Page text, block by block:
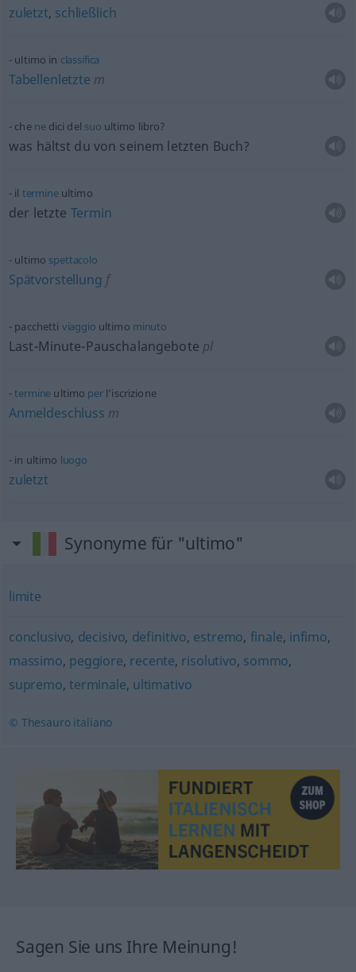
zuletzt, schließlich
ultimo in classifica
Tabellenletzte m
che nedici del suo ultimo libro?
was hältst du von seinem letzten Buch?
il termineultimo
der letzte Termin
ultimo spettacolo
Spätvorstellung f
pacchetti viaggio ultimo minuto
Last-Minute-Pauschalangebote pl
termine ultimo per l’iscrizione
Anmeldeschluss m
in ultimo luogo
zuletzt
Synonyme für "ultimo"
limite
conclusivo, decisivo, definitivo, estremo, finale, infimo,
massimo, peggiore, recente, risolutivo, sommo,
supremo,terminale, ultimativo
© Thesauro italiano
Sagen Sie uns Ihre Meinung!